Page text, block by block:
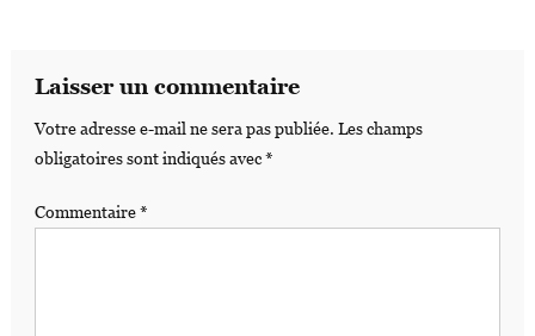
Laisser un commentaire
Votre adresse e-mail ne sera pas publiée. Les champs
obligatoires sont indiqués avec*
Commentaire*